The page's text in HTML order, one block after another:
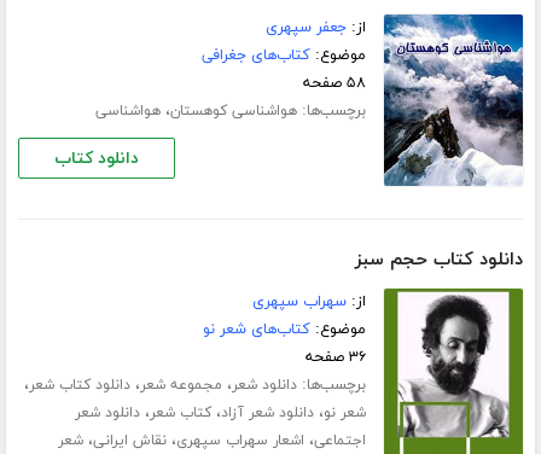
از:جعفر سپهری
موضوع:کتاب‌های جغرافی
۵۸ صفحه
برچسب‌ها:هواشناسی کوهستان،هواشناسی
دانلود کتاب
دانلود کتاب حجم سبز
از:سهراب سپهری
موضوع:کتاب‌های شعر نو
۳۶ صفحه
برچسب‌ها:دانلود شعر، مجموعه شعر،دانلود کتاب شعر،
شعر نو،دانلود شعر آزاد،کتاب شعر،دانلود شعر
اجتماعی، اشعار سهراب سپهری،نقاش ایرانی،شعر